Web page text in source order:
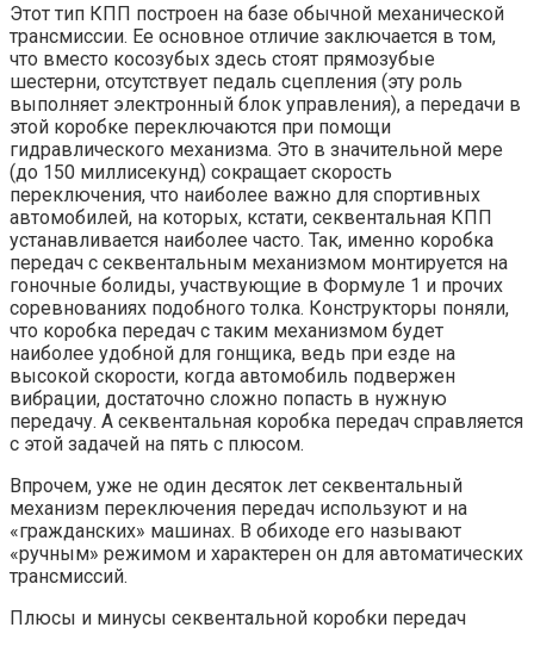
Этот тип КПП построен на базе обычной механической
трансмиссии. Ее основное отличие заключается в том,
что вместо косозубых здесь стоят прямозубые
шестерни, отсутствует педаль сцепления (эту роль
выполняет электронный блок управления), а передачи в
этой коробке переключаются при помощи
гидравлического механизма. Это в значительной мере
(до 150 миллисекунд) сокращает скорость
переключения, что наиболее важно для спортивных
автомобилей, на которых, кстати, секвентальная КПП
устанавливается наиболее часто. Так, именно коробка
передач с секвентальным механизмом монтируется на
гоночные болиды, участвующие в Формуле 1 и прочих
соревнованиях подобного толка. Конструкторы поняли,
что коробка передач с таким механизмом будет
наиболее удобной для гонщика, ведь при езде на
высокой скорости, когда автомобиль подвержен
вибрации, достаточно сложно попасть в нужную
передачу. А секвентальная коробка передач справляется
с этой задачей на пять с плюсом.
Впрочем, уже не один десяток лет секвентальный
механизм переключения передач используют и на
«гражданских» машинах. В обиходе его называют
«ручным» режимом и характерен он для автоматических
трансмиссий.
Плюсы и минусы секвентальной коробки передач